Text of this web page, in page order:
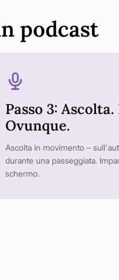
podcast
Passo 3:
Ovunque.
Ascolta in movimento –
durante una passeggiata.
schermo.